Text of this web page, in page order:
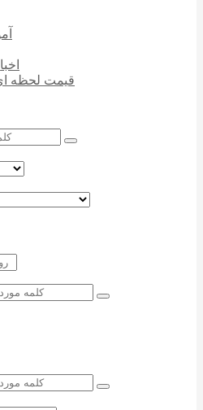
قیمت لحظه